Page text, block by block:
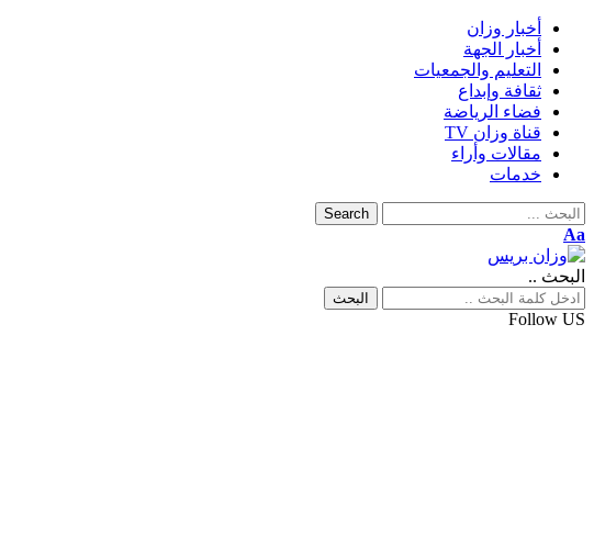
أخبار وزان
أخبار الجهة
التعليم والجمعيات
ثقافة وإبداع
فضاء الرياضة
قناة وزان TV
مقالات وأراء
خدمات
Search
Aa
البحث ..
Follow US